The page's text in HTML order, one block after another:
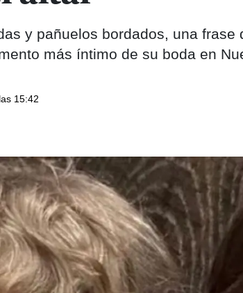
y pañuelos bordados, una
más íntimo de su boda en
15:42